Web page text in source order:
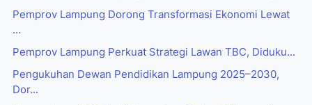
Pemprov Lampung Dorong Transformasi Ekonomi Lewat
...
Pemprov Lampung Perkuat Strategi Lawan TBC, Diduku...
Pengukuhan Dewan Pendidikan Lampung 2025–2030,
Dor...